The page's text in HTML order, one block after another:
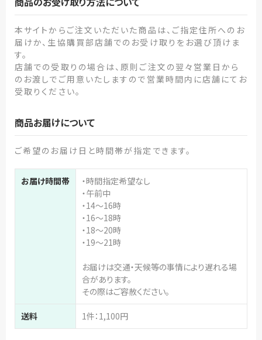
本サイトからご注文いただいた商品は、ご指定住所へのお
届けか、生協購買部店舗でのお受け取りをお選び頂けま
す。
店舗での受取りの場合は、原則ご注文の翌々営業日から
のお渡しでご用意いたしますので営業時間内に店舗にてお
受取りください。
商品お届けについて
ご希望のお届け日と時間帯が指定できます。
お届け時間帯
・時間指定希望なし
・午前中
・14～16時
・16～18時
・18～20時
・19～21時
お届けは交通・天候等の事情により遅れる場
合があります。
その際はご容赦ください。
送料 1件：1,100円